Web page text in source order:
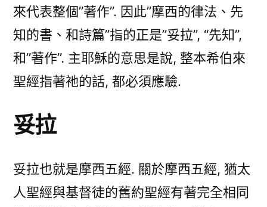
來代表整個”著作”. 因此”摩西的律法、先
知的書、和詩篇”指的正是”妥拉”, “先知”,
和”著作”. 主耶穌的意思是說, 整本希伯來
聖經指著祂的話, 都必須應驗.
妥拉
妥拉也就是摩西五經. 關於摩西五經, 猶太
人聖經與基督徒的舊約聖經有著完全相同